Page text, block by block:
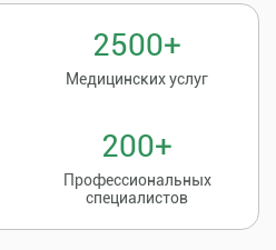
2500+
Медицинских услуг
200+
Профессиональных
специалистов